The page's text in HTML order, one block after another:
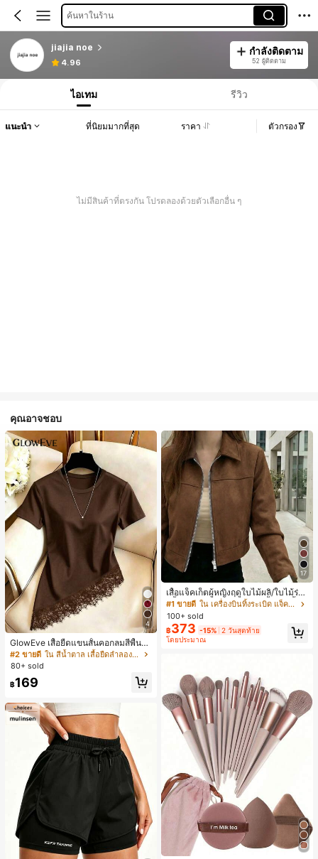
ค้นหาในร้าน
jiajia noe
4.96
กำลังติดตาม
52 ผู้ติดตาม
ไอเทม รีวิว
แนะนำ ที่นิยมมากที่สุด ราคา ตัวกรอง
ไม่มีสินค้าที่ตรงกัน โปรดลองด้วยตัวเลือกอื่น ๆ
คุณอาจชอบ
4
GlowEve เสื้อยืดแขนสั้นคอกลมสีพื้นลำ
ลองอเนกประสงค์สำหรับผู้หญิง
#2 ขายดี
ใน สีน้ำตาล เสื้อยืดลำลองพื้นฐาน
80+ sold
฿169
17
เสื้อแจ็คเก็ตผู้หญิงฤดูใบไม้ผลิ/ใบไม้ร่วง
สีพื้น หนังเทียม สไตล์ปกคอเสื้อ ซิปขึ้น
แขนยาว สไตล์ลำลอง วิทยาลัย สนามบิ
น เสื้อนอก สีน้ำตาล สไตล์สบายๆ ฤดูใบ
ไม้ร่วง
#1 ขายดี
ใน เครื่องบินทิ้งระเบิด แจ็คเก็ตผู้หญิง
100+ sold
฿373 -15% 2 วันสุดท้าย
โดยประมาณ